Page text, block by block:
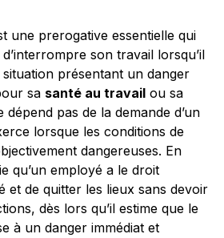
une prerogative essentielle qui
son travail lorsqu’il
présentant un danger
sa santé au travail ou sa
dépend pas de la demande d’un
lorsque les conditions de
dangereuses. En
qu’un employé a le droit
et de quitter les lieux sans devoir
dès lors qu’il estime que le
à un danger immédiat et